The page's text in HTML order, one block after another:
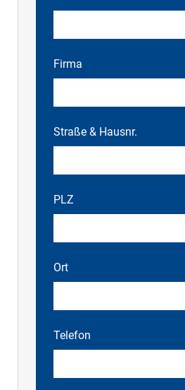
Firma
Straße & Hausnr.
PLZ
Ort
Telefon